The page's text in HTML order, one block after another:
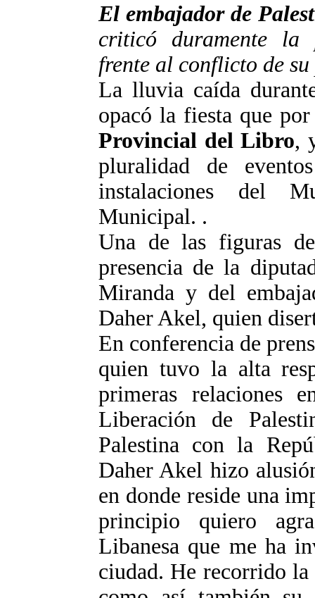
El embajador de
criticó duramente la
frente al conflicto de
La lluvia caída
opacó la fiesta que
Provincial del Libro,
pluralidad de
instalaciones del
Municipal. .
Una de las figuras
presencia de la
Miranda y del
Daher Akel, quien
En conferencia de
quien tuvo la alta
primeras relaciones
Liberación de
Palestina con la
Daher Akel hizo
en donde reside una
principio quiero
Libanesa que me ha
ciudad. He recorrido